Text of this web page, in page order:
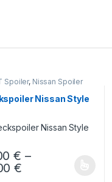
Produktseite gewählt
auf. Die Optionen
Spoiler, Nissan Spoiler
Nissan Style
€ –
€
Produkt weist mehrere